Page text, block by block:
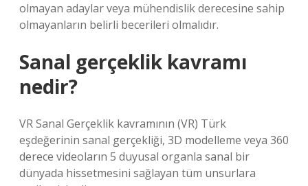
olmayan adaylar veya mühendislik derecesine sahip
olmayanların belirli becerileri olmalıdır.
Sanal gerçeklik kavramı
nedir?
VR Sanal Gerçeklik kavramının (VR) Türk
eşdeğerinin sanal gerçekliği, 3D modelleme veya 360
derece videoların 5 duyusal organla sanal bir
dünyada hissetmesini sağlayan tüm unsurlara